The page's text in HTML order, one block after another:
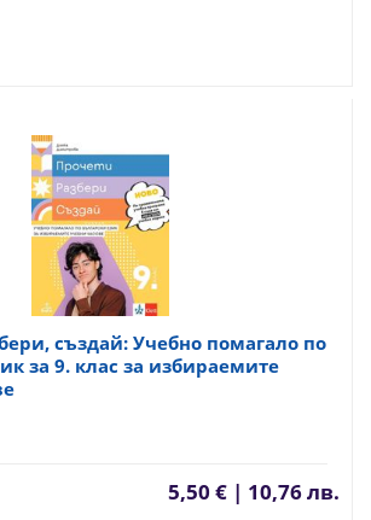
създай: Учебно помагало по
за 9. клас за избираемите
5,50 € | 10,76 лв.